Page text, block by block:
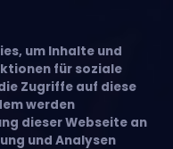
um Inhalte und
für soziale
Zugriffe auf diese
werden
dieser Webseite an
und Analysen